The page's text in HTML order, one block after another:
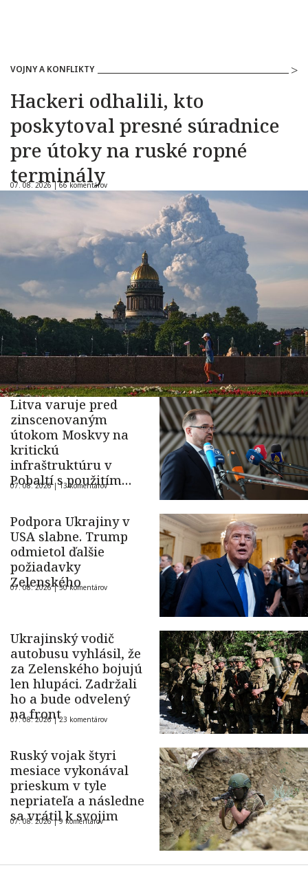
VOJNY A KONFLIKTY
Hackeri odhalili, kto
poskytoval presné súradnice
pre útoky na ruské ropné
terminály
07. 08. 2026 |66 komentárov
Litva varuje pred
zinscenovaným
útokom Moskvy na
kritickú
infraštruktúru v
Pobaltí s použitím
ukrajinského dronu
07. 08. 2026 |13 komentárov
Podpora Ukrajiny v
USA slabne. Trump
odmietol ďalšie
požiadavky
Zelenského
07. 08. 2026 |50 komentárov
Ukrajinský vodič
autobusu vyhlásil, že
za Zelenského bojujú
len hlupáci. Zadržali
ho a bude odvelený
na front
07. 08. 2026 |23 komentárov
Ruský vojak štyri
mesiace vykonával
prieskum v tyle
nepriateľa a následne
sa vrátil k svojim
07. 08. 2026 |9 komentárov